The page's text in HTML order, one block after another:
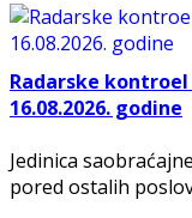
Radarske kontroel
16.08.2026. godine
Jedinica
pored ostalih